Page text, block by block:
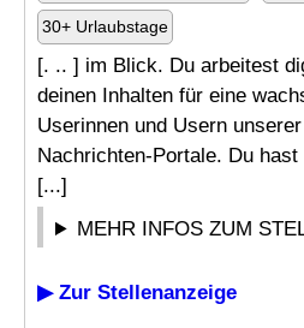
30+ Urlaubstage
[. .. ] im Blick. Du arbeitest
deinen Inhalten für eine
Userinnen und Usern
Nachrichten-Portale. Du
[...]
MEHR INFOS ZUM
▶ Zur Stellenanzeige